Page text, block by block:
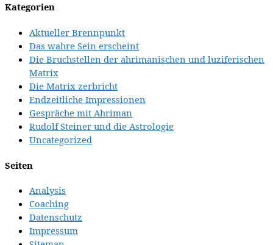
Kategorien
Aktueller Brennpunkt
Das wahre Sein erscheint
Die Bruchstellen der ahrimanischen und luziferischen
Matrix
Die Matrix zerbricht
Endzeitliche Impressionen
Gespräche mit Ahriman
Rudolf Steiner und die Astrologie
Uncategorized
Seiten
Analysis
Coaching
Datenschutz
Impressum